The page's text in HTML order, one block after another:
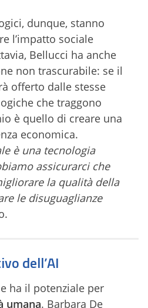
dunque, stanno
l’impatto sociale
Bellucci ha anche
non trascurabile: se il
offerto dalle stesse
che traggono
è quello di creare una
economica.
è una tecnologia
assicurarci che
la qualità della
le disuguaglianze
dell’AI
ha il potenziale per
umana. Barbara De